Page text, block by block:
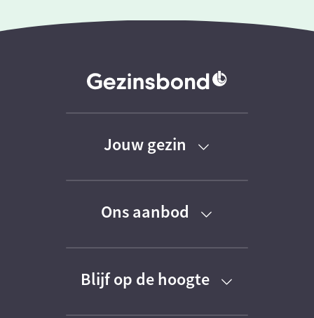
Jouw gezin
Baby
Peuter
Ons aanbod
Kortingen
Activiteiten
Blijf op de hoogte